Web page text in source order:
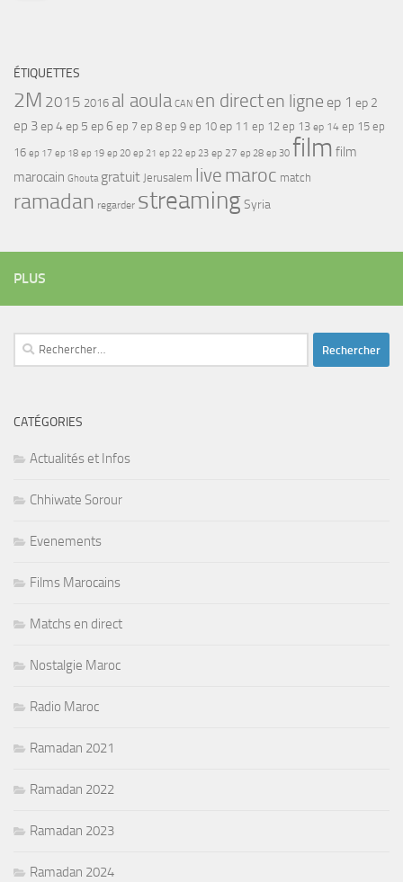
ÉTIQUETTES
2M 2015 2016 al aoula CAN en directen ligne ep 1 ep 2
ep 3ep 4ep 5 ep 6 ep 7 ep 8 ep 9 ep 10 ep 11 ep 12 ep 13 ep 14 ep 15 ep
16 ep 17 ep 18 ep 19 ep 20 ep 21 ep 22 ep 23 ep 27 ep 28 ep 30 film film
marocain Ghouta gratuit Jerusalem live maroc match
ramadan regarder streamingSyria
PLUS
Rechercher :
CATÉGORIES
Actualités et Infos
Chhiwate Sorour
Evenements
Films Marocains
Matchs en direct
Nostalgie Maroc
Radio Maroc
Ramadan 2021
Ramadan 2022
Ramadan 2023
Ramadan 2024